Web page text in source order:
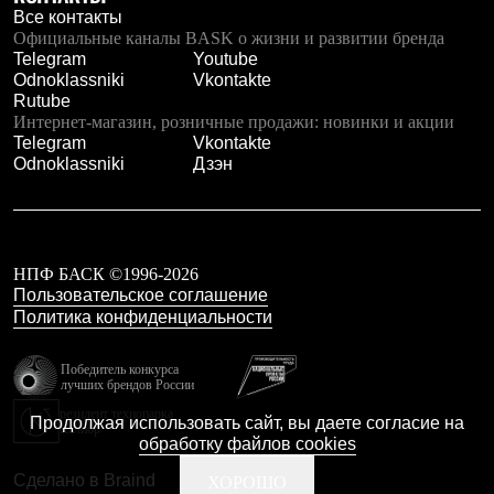
Рубашки
Футболки
Толстовки
Брюки
Термобелье
Теплое термобелье
Среднее термобелье
Легкое термобелье
Куртки
Утепленная пухом
Комбинезоны
Куртки
Брюки
Утепленная синтетикой
Комбинезоны
Куртки
Брюки
Лёгкая одежда
Толстовки
Все контакты
Официальные каналы BASK о жизни и развитии бренда
Telegram
Youtube
Odnoklassniki
Vkontakte
Rutube
Интернет-магазин, розничные продажи: новинки и акции
Telegram
Vkontakte
Odnoklassniki
Дзэн
НПФ БАСК ©1996-2026
Пользовательское соглашение
Политика конфиденциальности
Победитель конкурса
лучших брендов России
Калибр
Сделано в Braind
Продолжая использовать сайт, вы даете согласие на
обработку файлов cookies